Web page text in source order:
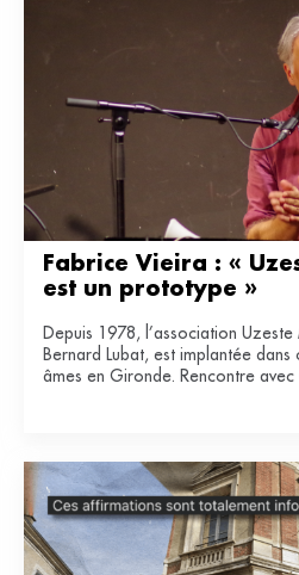
Fabrice Vieira : «
est un prototype »
Depuis 1978, l’association
Bernard Lubat, est implantée
âmes en Gironde. Rencontre